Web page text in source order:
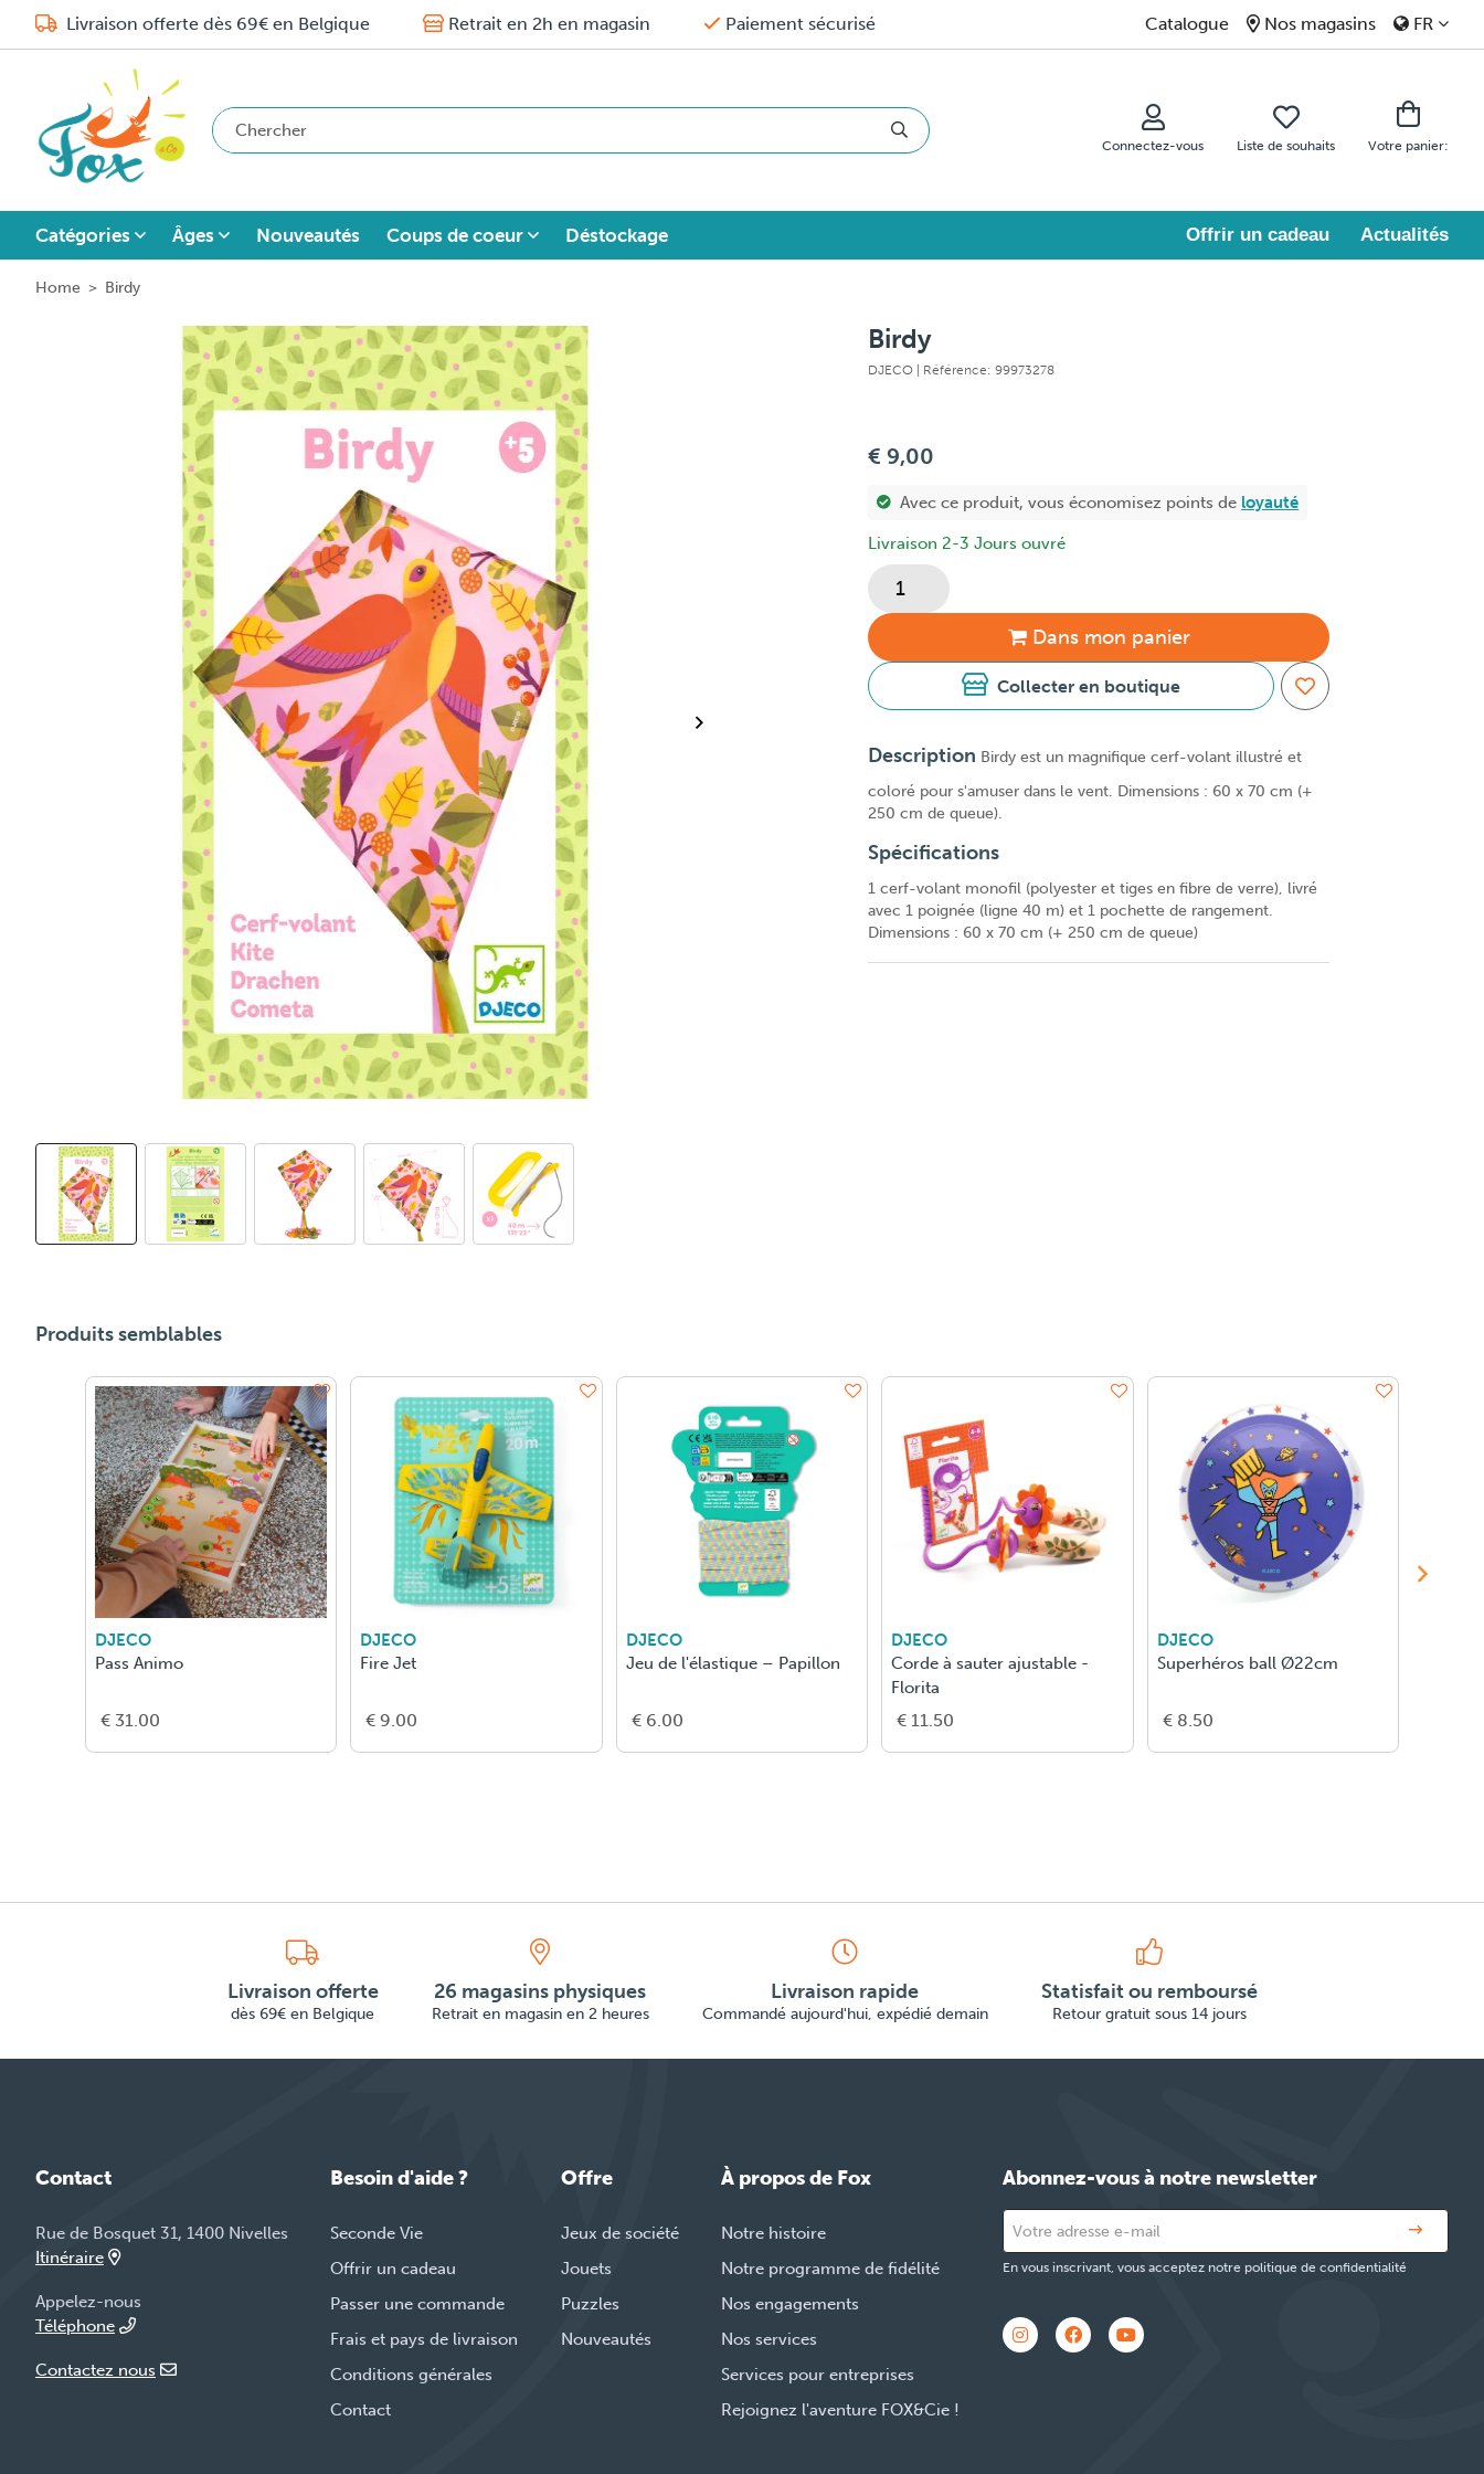
Livraison offerte dès 69€ en Belgique Retrait en 2h en magasin Paiement sécurisé Catalogue Nos magasins FR
Connectez-vous Liste de souhaits Votre panier:
Catégories Âges Nouveautés Coups de coeur Déstockage Offrir un cadeau Actualités
Home > Birdy
Birdy
DJECO | Référence: 99973278
€ 9,00
Avec ce produit, vous économisez points de loyauté
Livraison 2-3 Jours ouvré
Dans mon panier
Collecter en boutique
Description Birdy est un magnifique cerf-volant illustré et
coloré pour s'amuser dans le vent. Dimensions : 60 x 70 cm (+
250 cm de queue).
Spécifications
1 cerf-volant monofil (polyester et tiges en fibre de verre), livré
avec 1 poignée (ligne 40 m) et 1 pochette de rangement.
Dimensions : 60 x 70 cm (+ 250 cm de queue)
Produits semblables
DJECO
Pass Animo
€ 31.00
DJECO
Fire Jet
€ 9.00
DJECO
Jeu de l'élastique – Papillon
€ 6.00
DJECO
Corde à sauter ajustable -
Florita
€ 11.50
DJECO
Superhéros ball Ø22cm
€ 8.50
Livraison offerte
dès 69€ en Belgique
26 magasins physiques
Retrait en magasin en 2 heures
Livraison rapide
Commandé aujourd'hui, expédié demain
Statisfait ou remboursé
Retour gratuit sous 14 jours
Contact
Rue de Bosquet 31, 1400 Nivelles
Itinéraire
Appelez-nous
Téléphone
Contactez nous
Besoin d'aide ?
Seconde Vie
Offrir un cadeau
Passer une commande
Frais et pays de livraison
Conditions générales
Contact
Offre
Jeux de société
Jouets
Puzzles
Nouveautés
À propos de Fox
Notre histoire
Notre programme de fidélité
Nos engagements
Nos services
Services pour entreprises
Rejoignez l'aventure FOX&Cie !
Abonnez-vous à notre newsletter
En vous inscrivant, vous acceptez notre politique de confidentialité